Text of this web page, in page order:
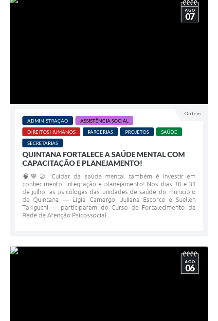
Telefones Úteis
Ouvidoria
Contato
Ontem
AGO
07
ADMINISTRAÇÃO
ASSISTÊNCIA SOCIAL
DIREITOS HUMANOS
PARCERIAS PROJETOS
SAÚDE
SECRETARIAS
QUINTANA FORTALECE A SAÚDE MENTAL COM
CAPACITAÇÃO E PLANEJAMENTO!
🧠💙🤝 Cuidar da saúde mental também é investir em
conhecimento, integração e planejamento! Nos dias 30 e 31
de julho, as psicólogas das unidades de saúde do município
de Quintana — Ligia Camargo, Juliana Escorce e Suellen
Takiguchi — participaram do Curso de Fortalecimento da
Rede de Atenção Psicossocial...
AGO
06